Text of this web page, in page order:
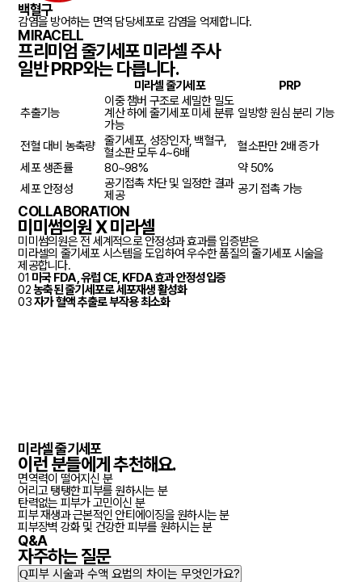
백혈구
감염을 방어하는 면역 담당세포로 감염을 억제합니다.
MIRACELL
프리미엄 줄기세포 미라셀 주사
일반 PRP와는 다릅니다.
미라셀 줄기세포
PRP
추출기능
이중 챔버 구조로 세밀한 밀도
계산 하에 줄기세포 미세 분류
가능
일방향 원심 분리 기능
전혈 대비 농축량
줄기세포, 성장인자, 백혈구,
혈소판 모두 4~6배
혈소판만 2배 증가
세포 생존률
80~98%
약 50%
세포 안정성
공기접촉 차단 및 일정한 결과
제공
공기 접촉 가능
COLLABORATION
미미썸의원 X 미라셀
미미썸의원은 전 세계적으로 안정성과 효과를 입증받은
미라셀의 줄기세포 시스템을 도입하여 우수한 품질의 줄기세포 시술을
제공합니다.
01 미국 FDA, 유럽 CE, KFDA효과 안정성입증
02농축된 줄기세포로세포재생 활성화
03자가 혈액 추출로부작용 최소화
미라셀 줄기세포
이런 분들에게추천해요.
면역력이 떨어지신 분
어리고 탱탱한 피부를 원하시는 분
탄력없는 피부가 고민이신 분
피부 재생과 근본적인 안티에이징을 원하시는 분
피부장벽 강화 및 건강한 피부를 원하시는 분
Q&A
자주하는질문
Q피부 시술과 수액 요법의 차이는 무엇인가요?